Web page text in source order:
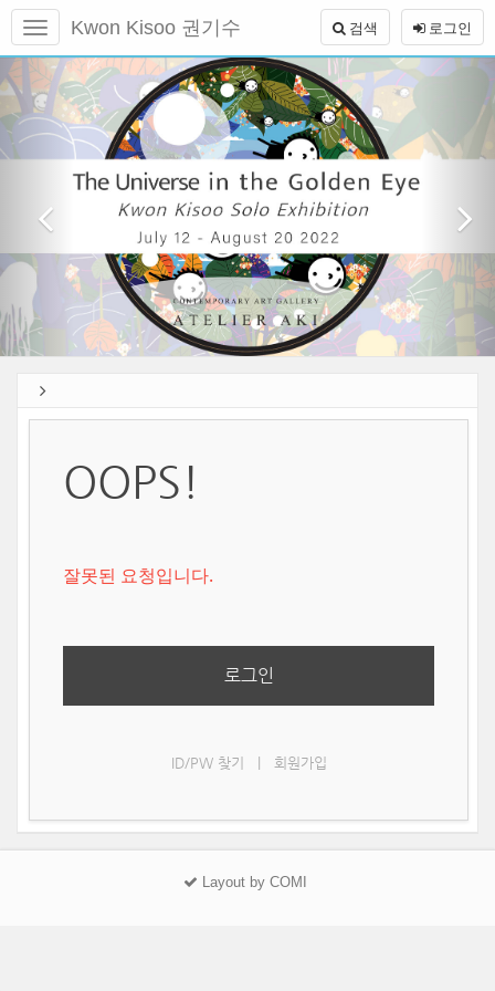
본
문
로
가
메
토
글
하
로그인
검색
Kwon Kisoo 권기수
이
전
1
OOPS!
잘못된 요청입니다.
로그인
ID/PW 찾기 회원가입
Layout by COMI